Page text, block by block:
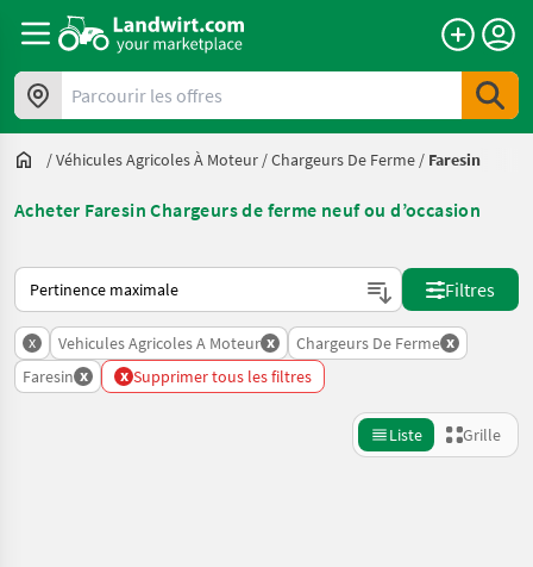
Parcourir les offres
/Véhicules Agricoles À Moteur /Chargeurs De Ferme / Faresin
Acheter Faresin Chargeurs de ferme neuf ou d’occasion
Voici comment les annonces sont triées sur Landwirt.com
Filtres
x Vehicules Agricoles A Moteur x Chargeurs De Ferme x
Faresin x x Supprimer tous les filtres
Liste Grille